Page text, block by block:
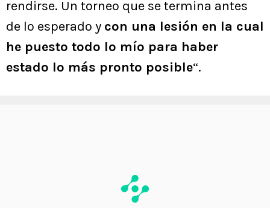
rendirse. Un torneo que se termina antes
de lo esperado y con una lesión en la cual
he puesto todo lo mío para haber
estado lo más pronto posible“.